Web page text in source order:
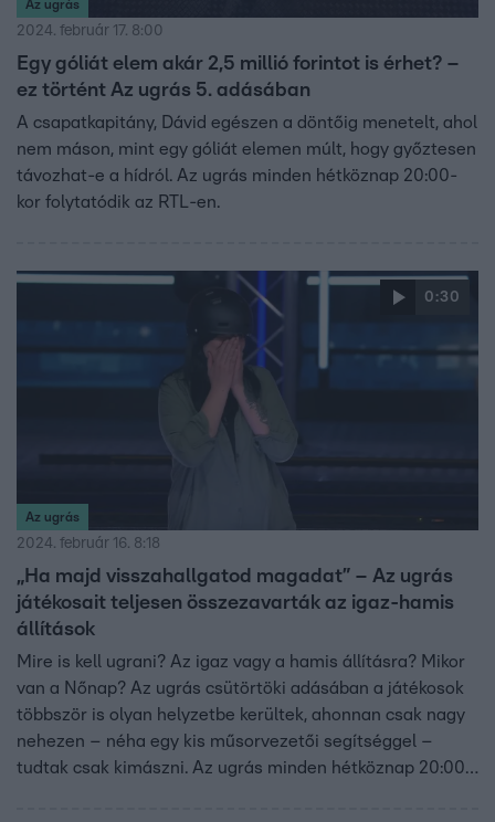
Az ugrás
2024. február 17. 8:00
Egy góliát elem akár 2,5 millió forintot is érhet? –
ez történt Az ugrás 5. adásában
A csapatkapitány, Dávid egészen a döntőig menetelt, ahol
nem máson, mint egy góliát elemen múlt, hogy győztesen
távozhat-e a hídról. Az ugrás minden hétköznap 20:00-
kor folytatódik az RTL-en.
0:30
Az ugrás
2024. február 16. 8:18
„Ha majd visszahallgatod magadat” – Az ugrás
játékosait teljesen összezavarták az igaz-hamis
állítások
Mire is kell ugrani? Az igaz vagy a hamis állításra? Mikor
van a Nőnap? Az ugrás csütörtöki adásában a játékosok
többször is olyan helyzetbe kerültek, ahonnan csak nagy
nehezen – néha egy kis műsorvezetői segítséggel –
tudtak csak kimászni. Az ugrás minden hétköznap 20:00-